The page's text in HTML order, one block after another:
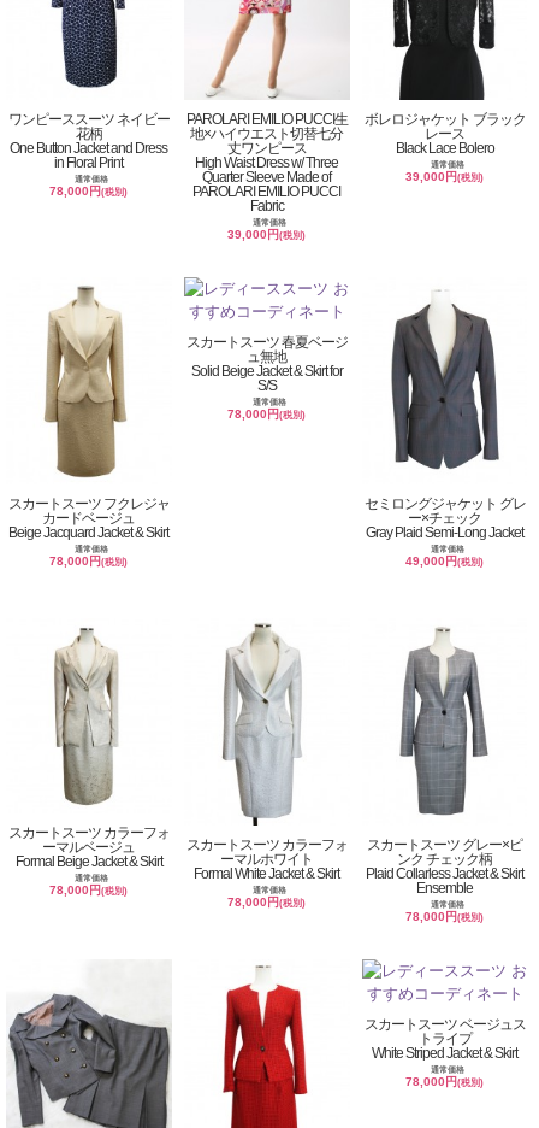
ワンピーススーツ ネイビー
花柄
One Button Jacket and Dress
in Floral Print
通常価格
78,000円(税別)
PAROLARI EMILIO PUCCI生
地×ハイウエスト切替七分
丈ワンピース
High Waist Dress w/ Three
Quarter Sleeve Made of
PAROLARI EMILIO PUCCI
Fabric
通常価格
39,000円(税別)
ボレロジャケット ブラック
レース
Black Lace Bolero
通常価格
39,000円(税別)
スカートスーツ フクレジャ
カードベージュ
Beige Jacquard Jacket & Skirt
通常価格
78,000円(税別)
スカートスーツ 春夏ベージ
ュ無地
Solid Beige Jacket & Skirt for
S/S
通常価格
78,000円(税別)
セミロングジャケット グレ
ー×チェック
Gray Plaid Semi-Long Jacket
通常価格
49,000円(税別)
スカートスーツ カラーフォ
ーマルベージュ
Formal Beige Jacket & Skirt
通常価格
78,000円(税別)
スカートスーツ カラーフォ
ーマルホワイト
Formal White Jacket & Skirt
通常価格
78,000円(税別)
スカートスーツ グレー×ピ
ンク チェック柄
Plaid Collarless Jacket & Skirt
Ensemble
通常価格
78,000円(税別)
スカートスーツ ベージュス
トライプ
White Striped Jacket & Skirt
通常価格
78,000円(税別)